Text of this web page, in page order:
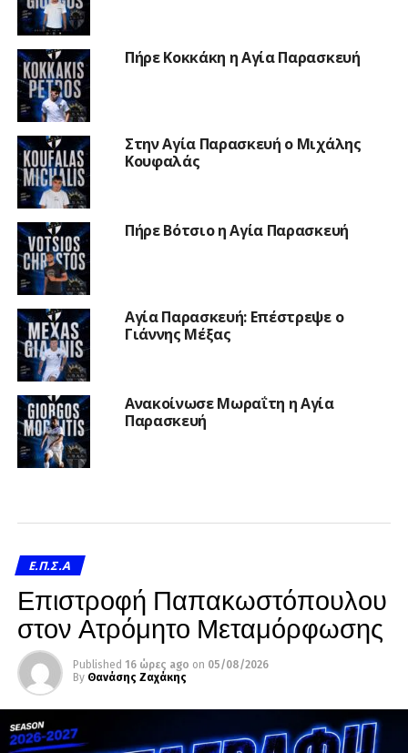
Πήρε Κοκκάκη η Αγία Παρασκευή
Στην Αγία Παρασκευή ο Μιχάλης
Κουφαλάς
Πήρε Βότσιο η Αγία Παρασκευή
Αγία Παρασκευή: Επέστρεψε ο
Γιάννης Μέξας
Ανακοίνωσε Μωραΐτη η Αγία
Παρασκευή
Ε.Π.Σ.Α
Επιστροφή Παπακωστόπουλου
στον Ατρόμητο Μεταμόρφωσης
Published 16 ώρες ago on 05/08/2026
By Θανάσης Ζαχάκης